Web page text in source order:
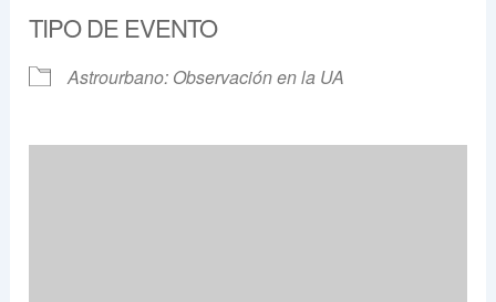
TIPO DE EVENTO
Astrourbano: Observación en la UA